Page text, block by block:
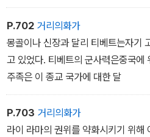
신장에서 만주인들이 원한 것은 평화
종하는 것뿐이었다. 그러나 그러한 목
다. 왜냐하면 동투르키스탄인들은 중
지역까지 뻗어 있는 광대한 이슬람
그들의 세계관은 모든 권위의 정점에
수 있는 제국 질서의 초석에 도전적
않고도 라마교의 합법적인 후견인으
무슬림이 되지 않고서는 무슬림 세계
P.702 거리의화가
몽골이나 신장과 달리 티베트는자기
고 있었다. 티베트의 군사력은중국에
주족은 이 종교 국가에 대한 달
P.703 거리의화가
라이 라마의 권위를 약화시키기 위해